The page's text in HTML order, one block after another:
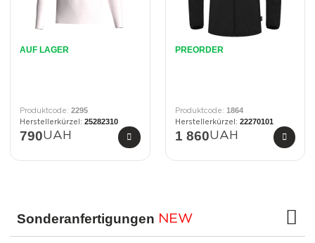
AUF LAGER
2295
25282310
790UAH
PREORDER
1864
22270101
1 860UAH
Sonderanfertigungen NEW